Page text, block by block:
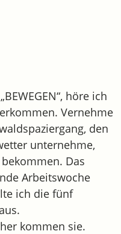
höre ich
Vernehme
den
unternehme,
Das
Arbeitswoche
ich die fünf
kommen sie.